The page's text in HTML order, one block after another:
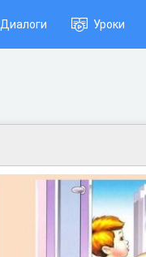
Диалоги Уроки